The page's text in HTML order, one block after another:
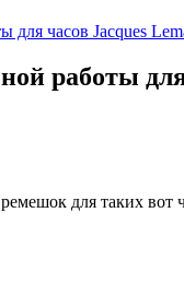
для часов Jacques
работы для
для таких вот